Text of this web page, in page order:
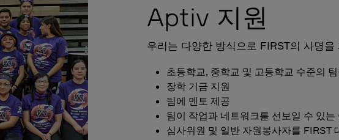
Aptiv 지원
우리는 다양한 방식으로 FIRST의 사명을
초등학교, 중학교 및 고등학교 수준의
장학 기금 지원
팀에 멘토 제공
팀이 작업과 네트워크를 선보일 수 있는
심사위원 및 일반 자원봉사자를 FIRST